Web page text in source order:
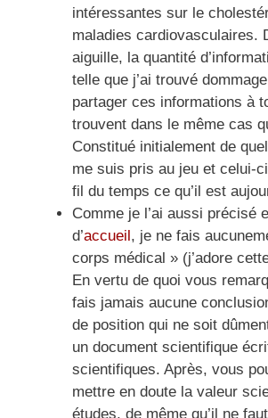
intéressantes sur le
maladies cardiovasculaires.
aiguille, la quantité
telle que j’ai trouvé
partager ces informations à
trouvent dans le même cas
Constitué initialement de
me suis pris au jeu et celui-
fil du temps ce qu’il est
Comme je l’ai aussi précisé
d’accueil, je ne fais
corps médical » (j’adore
En vertu de quoi vous
fais jamais aucune
de position qui ne soit
un document scientifique
scientifiques. Après, vous
mettre en doute la valeur
études, de même qu’il ne